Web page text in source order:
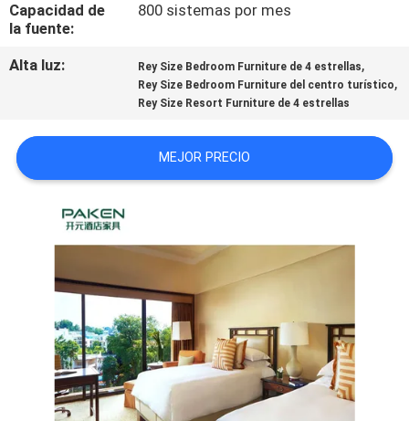
PIDA
MAPA
SITIO
PRIVACY
POLICY
Capacidad de
la fuente:
800 sistemas por mes
Alta luz: Rey Size Bedroom Furniture de 4 estrellas,
Rey Size Bedroom Furniture del centro turístico,
Rey Size Resort Furniture de 4 estrellas
MEJOR PRECIO